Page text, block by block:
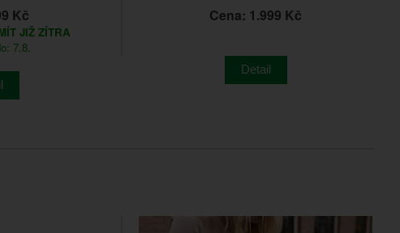
Kč
JIŽ ZÍTRA
7.8.
Cena: 1.999 Kč
Detail